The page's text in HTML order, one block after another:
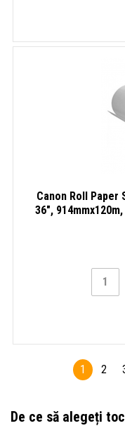
Canon Roll Paper
36",
1 2
De ce să alegeți